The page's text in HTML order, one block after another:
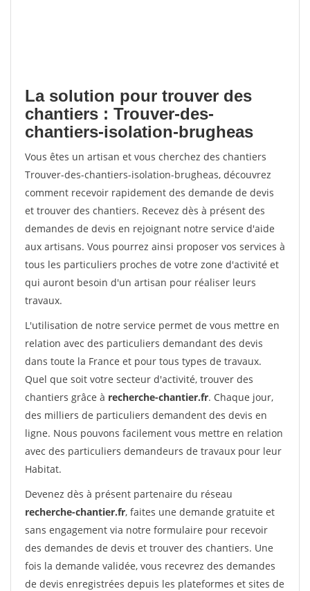
La solution pour trouver des
chantiers : Trouver-des-
chantiers-isolation-brugheas
Vous êtes un artisan et vous cherchez des chantiers
Trouver-des-chantiers-isolation-brugheas, découvrez
comment recevoir rapidement des demande de devis
et trouver des chantiers. Recevez dès à présent des
demandes de devis en rejoignant notre service d'aide
aux artisans. Vous pourrez ainsi proposer vos services à
tous les particuliers proches de votre zone d'activité et
qui auront besoin d'un artisan pour réaliser leurs
travaux.
L'utilisation de notre service permet de vous mettre en
relation avec des particuliers demandant des devis
dans toute la France et pour tous types de travaux.
Quel que soit votre secteur d'activité, trouver des
chantiers grâce à recherche-chantier.fr. Chaque jour,
des milliers de particuliers demandent des devis en
ligne. Nous pouvons facilement vous mettre en relation
avec des particuliers demandeurs de travaux pour leur
Habitat.
Devenez dès à présent partenaire du réseau
recherche-chantier.fr, faites une demande gratuite et
sans engagement via notre formulaire pour recevoir
des demandes de devis et trouver des chantiers. Une
fois la demande validée, vous recevrez des demandes
de devis enregistrées depuis les plateformes et sites de